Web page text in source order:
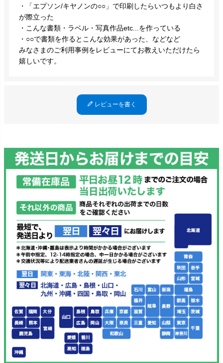
・「エプソン/キヤノンの○○」で印刷したらいつもより白さ
が際立った
・こんな書類・ラベル・写真作品etc...を作っている
・○○で書類を作るとこんな効果があった、などなど
みなさまのご利用事例をレビューにてお教えいただけたら
嬉しいです。
レビューを書く